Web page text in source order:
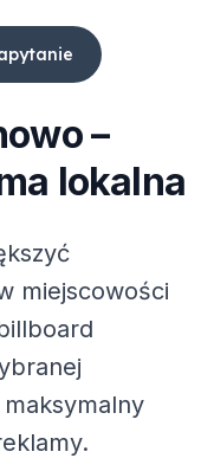
–
lokalna
miejscowości
maksymalny